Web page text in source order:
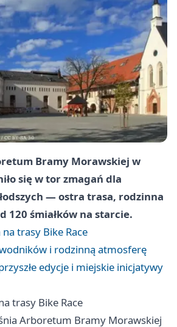
Bramy Morawskiej w
się w tor zmagań dla
— ostra trasa, rodzinna
120 śmiałków na starcie.
trasy Bike Race
i rodzinną atmosferę
edycje i miejskie inicjatywy
trasy Bike Race
Arboretum Bramy Morawskiej